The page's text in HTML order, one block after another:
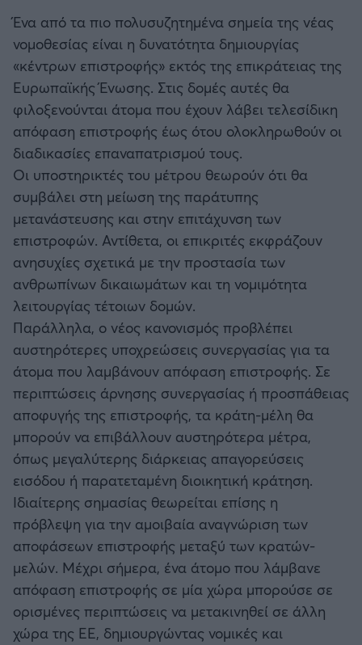
Ένα από τα πιο πολυσυζητημένα σημεία της νέας
νομοθεσίας είναι η δυνατότητα δημιουργίας
«κέντρων επιστροφής» εκτός της επικράτειας της
Ευρωπαϊκής Ένωσης. Στις δομές αυτές θα
φιλοξενούνται άτομα που έχουν λάβει τελεσίδικη
απόφαση επιστροφής έως ότου ολοκληρωθούν οι
διαδικασίες επαναπατρισμού τους.
Οι υποστηρικτές του μέτρου θεωρούν ότι θα
συμβάλει στη μείωση της παράτυπης
μετανάστευσης και στην επιτάχυνση των
επιστροφών. Αντίθετα, οι επικριτές εκφράζουν
ανησυχίες σχετικά με την προστασία των
ανθρωπίνων δικαιωμάτων και τη νομιμότητα
λειτουργίας τέτοιων δομών.
Παράλληλα, ο νέος κανονισμός προβλέπει
αυστηρότερες υποχρεώσεις συνεργασίας για τα
άτομα που λαμβάνουν απόφαση επιστροφής. Σε
περιπτώσεις άρνησης συνεργασίας ή προσπάθειας
αποφυγής της επιστροφής, τα κράτη-μέλη θα
μπορούν να επιβάλλουν αυστηρότερα μέτρα,
όπως μεγαλύτερης διάρκειας απαγορεύσεις
εισόδου ή παρατεταμένη διοικητική κράτηση.
Ιδιαίτερης σημασίας θεωρείται επίσης η
πρόβλεψη για την αμοιβαία αναγνώριση των
αποφάσεων επιστροφής μεταξύ των κρατών-
μελών. Μέχρι σήμερα, ένα άτομο που λάμβανε
απόφαση επιστροφής σε μία χώρα μπορούσε σε
ορισμένες περιπτώσεις να μετακινηθεί σε άλλη
χώρα της ΕΕ, δημιουργώντας νομικές και